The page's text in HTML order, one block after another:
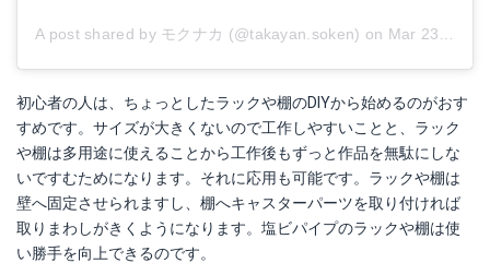
A post shared by モクナカ (@takayan.soken) on Mar 23, 2018 at 6:18am PDT
初心者の人は、ちょっとしたラックや棚のDIYから始めるのがおす
すめです。サイズが大きくないので工作しやすいことと、ラック
や棚は多用途に使えることから工作後もずっと作品を無駄にしな
いですむためになります。それに応用も可能です。ラックや棚は
壁へ固定させられますし、棚へキャスターパーツを取り付ければ
取りまわしがきくようになります。塩ビパイプのラックや棚は使
い勝手を向上できるのです。